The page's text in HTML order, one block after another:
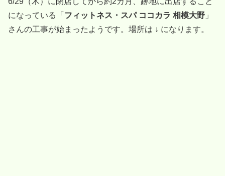
になっている「 フィットネス・スパ ココカラ 相模大野 」
さんの工事が始まったようです。場所は ↓ になります。